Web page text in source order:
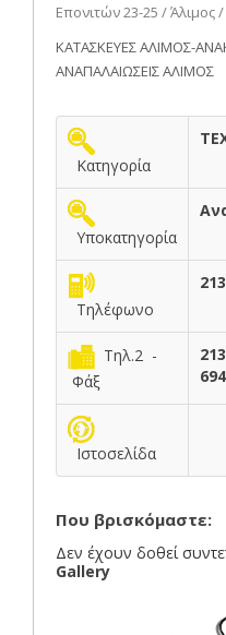
Επονιτών 23-25 / Άλιμος
ΚΑΤΑΣΚΕΥΕΣ ΑΛΙΜΟΣ-
ΑΝΑΠΑΛΑΙΩΣΕΙΣ ΑΛΙΜΟΣ
Κατηγορία
Υποκατηγορία
Τηλέφωνο
Τηλ.2 -
Φάξ
Ιστοσελίδα
Που βρισκόμαστε:
Δεν έχουν δοθεί
Gallery